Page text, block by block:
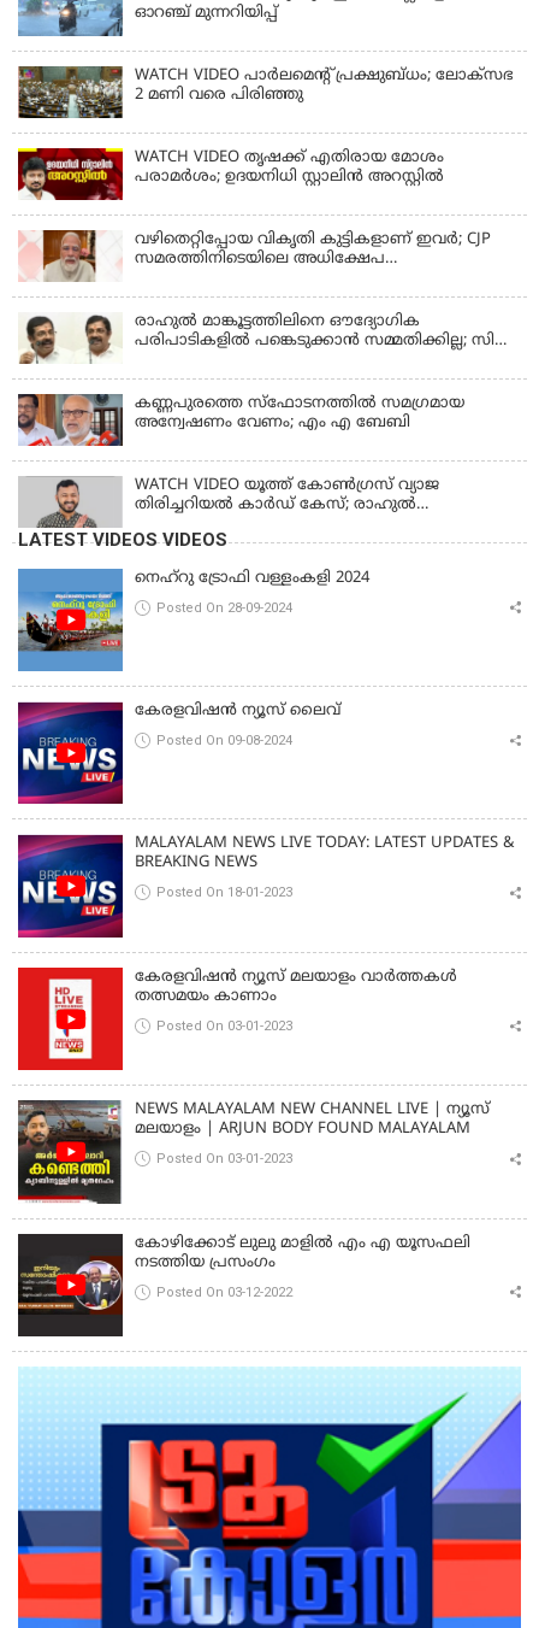
ഓറഞ്ച് മുന്നറിയിപ്പ്
WATCH VIDEO പാർലമെൻ്റ് പ്രക്ഷുബ്ധം; ലോക്സഭ
2 മണി വരെ പിരിഞ്ഞു
WATCH VIDEO തൃഷക്ക് എതിരായ മോശം
പരാമര്‍ശം; ഉദയനിധി സ്റ്റാലിൻ അറസ്റ്റിൽ
വഴിതെറ്റിപ്പോയ വികൃതി കുട്ടികളാണ് ഇവര്‍; CJP
സമരത്തിനിടെയിലെ അധിക്ഷേപ
രാഹുല്‍ മാങ്കൂട്ടത്തിലിനെ ഔദ്യോഗിക
പരിപാടികളില്‍ പങ്കെടുക്കാന്‍ സമ്മതിക്കില്ല; സി
കണ്ണപുരത്തെ സ്‌ഫോടനത്തില്‍ സമഗ്രമായ
അന്വേഷണം വേണം; എം എ ബേബി
WATCH VIDEO യൂത്ത് കോൺഗ്രസ് വ്യാജ
തിരിച്ചറിയൽ കാർഡ് കേസ്; രാഹുൽ
LATEST VIDEOS VIDEOS
നെഹ്‌റു ട്രോഫി വള്ളംകളി 2024
Posted On 28-09-2024
കേരളവിഷൻ ന്യൂസ് ലൈവ്
Posted On 09-08-2024
MALAYALAM NEWS LIVE TODAY: LATEST UPDATES &
BREAKING NEWS
Posted On 18-01-2023
കേരളവിഷൻ ന്യൂസ് മലയാളം വാർത്തകൾ
തത്സമയം കാണാം
Posted On 03-01-2023
NEWS MALAYALAM NEW CHANNEL LIVE | ന്യൂസ്
മലയാളം | ARJUN BODY FOUND MALAYALAM
Posted On 03-01-2023
കോഴിക്കോട് ലുലു മാളിൽ എം എ യൂസഫലി
നടത്തിയ പ്രസംഗം
Posted On 03-12-2022